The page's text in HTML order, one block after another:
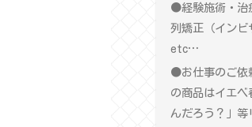
●経験施術・治
列矯正（イン
etc…
●お仕事のご依
の商品はイエ
んだろう？」